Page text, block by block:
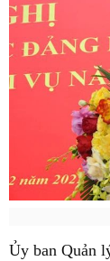
Ủy ban Quản